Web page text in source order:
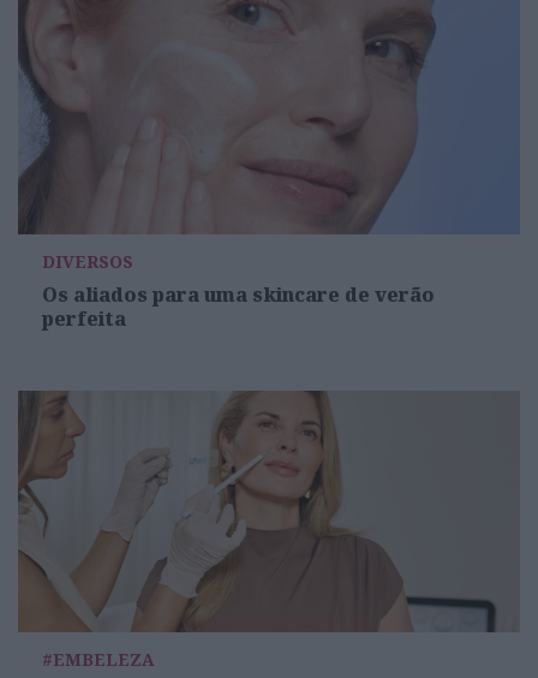
DIVERSOS
Os aliados para uma skincare de verão
perfeita
#EMBELEZA